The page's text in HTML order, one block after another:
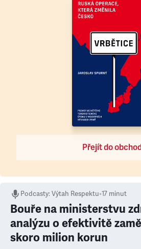
Přejít do
Podcasty:Výtah Respektu•17 minut
Bouře na ministerstvu
analýzu o efektivitě
skoro milion korun